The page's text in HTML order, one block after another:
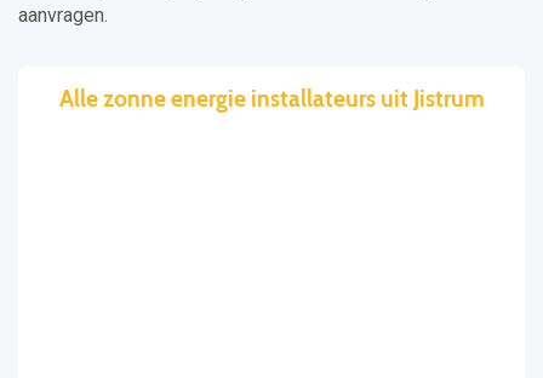
aanvragen.
Alle zonne energie installateurs uit Jistrum